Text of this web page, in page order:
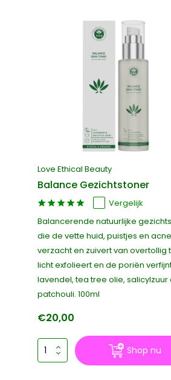
Love Ethical Beauty
Balance Gezichtstoner
Vergelijk
Balancerende natuurlijke
die de vette huid, puistjes en acne
verzacht en zuivert van overtollig
licht exfolieert en de poriën
lavendel, tea tree olie, salicylzuur
patchouli. 100ml
€20,00
Shop nu